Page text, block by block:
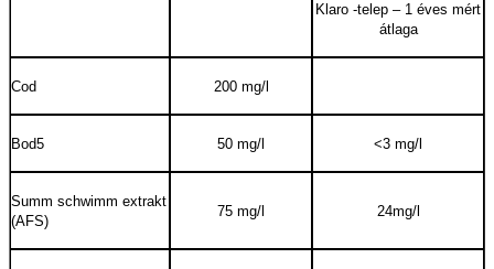
Klaro -telep – 1 éves mért
átlaga
Cod 200 mg/l
Bod5 50 mg/l <3 mg/l
Summ schwimm extrakt
(AFS)
75 mg/l 24mg/l